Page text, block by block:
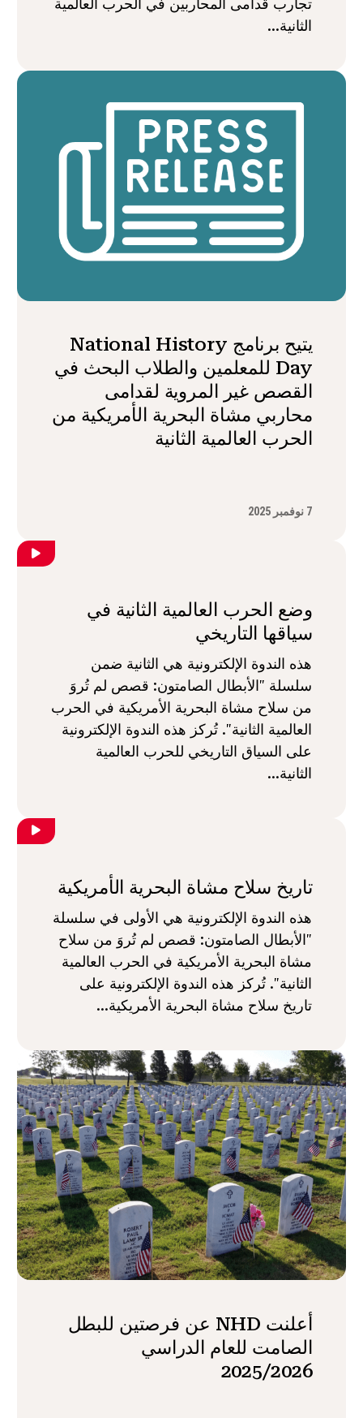
تجارب قدامى المحاربين في الحرب العالمية
الثانية...
يتيح برنامج National History
Day للمعلمين والطلاب البحث في
القصص غير المروية لقدامى
محاربي مشاة البحرية الأمريكية من
الحرب العالمية الثانية
7 نوفمبر 2025
وضع الحرب العالمية الثانية في
سياقها التاريخي
هذه الندوة الإلكترونية هي الثانية ضمن
سلسلة "الأبطال الصامتون: قصص لم تُروَ
من سلاح مشاة البحرية الأمريكية في الحرب
العالمية الثانية". تُركز هذه الندوة الإلكترونية
على السياق التاريخي للحرب العالمية
الثانية...
تاريخ سلاح مشاة البحرية الأمريكية
هذه الندوة الإلكترونية هي الأولى في سلسلة
"الأبطال الصامتون: قصص لم تُروَ من سلاح
مشاة البحرية الأمريكية في الحرب العالمية
الثانية". تُركز هذه الندوة الإلكترونية على
تاريخ سلاح مشاة البحرية الأمريكية...
أعلنت NHD عن فرصتين للبطل
الصامت للعام الدراسي
2025/2026